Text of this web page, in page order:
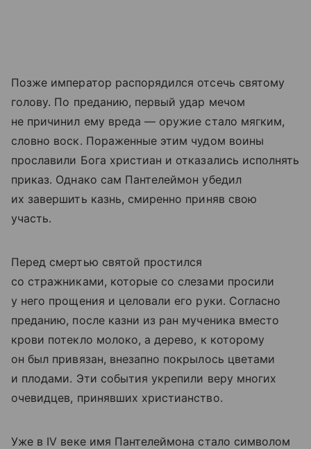
Позже император распорядился отсечь святому
голову. По преданию, первый удар мечом
не причинил ему вреда — оружие стало мягким,
словно воск. Пораженные этим чудом воины
прославили Бога христиан и отказались исполнять
приказ. Однако сам Пантелеймон убедил
их завершить казнь, смиренно приняв свою
участь.
Перед смертью святой простился
со стражниками, которые со слезами просили
у него прощения и целовали его руки. Согласно
преданию, после казни из ран мученика вместо
крови потекло молоко, а дерево, к которому
он был привязан, внезапно покрылось цветами
и плодами. Эти события укрепили веру многих
очевидцев, принявших христианство.
Уже в IV веке имя Пантелеймона стало символом